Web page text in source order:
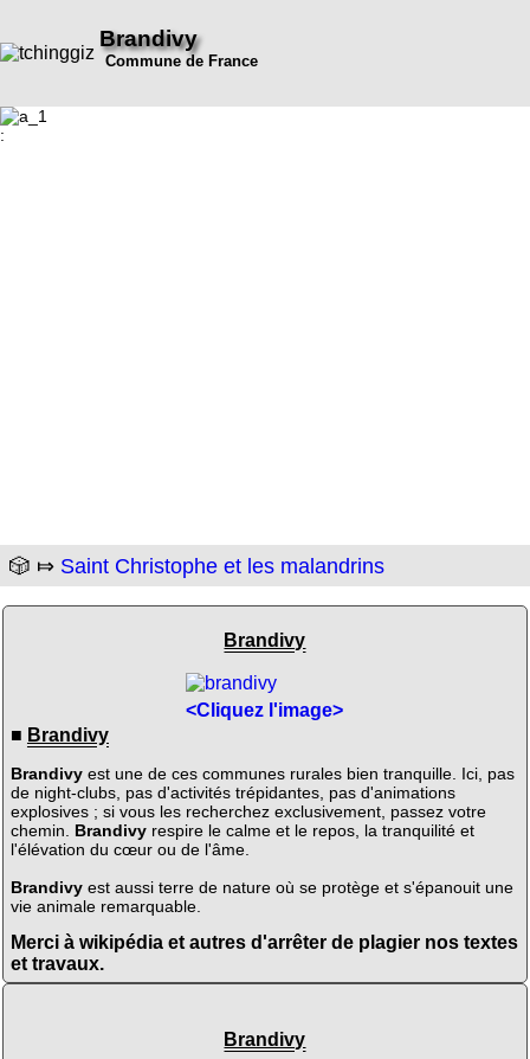
Brandivy
Commune de France
:
🎲 ⤇ Saint Christophe et les malandrins
Brandivy
<Cliquez l'image>
■ Brandivy
Brandivyest une de ces communes rurales bien tranquille. Ici, pas
de night-clubs, pas d'activités trépidantes, pas d'animations
explosives ; si vous les recherchez exclusivement, passez votre
chemin. Brandivyrespire le calme et le repos, la tranquilité et
l'élévation du cœur ou de l'âme.
Brandivyest aussi terre de nature où se protège et s'épanouit une
vie animale remarquable.
Merci à wikipédia et autres d'arrêter de plagier nos textes
et travaux.
Brandivy